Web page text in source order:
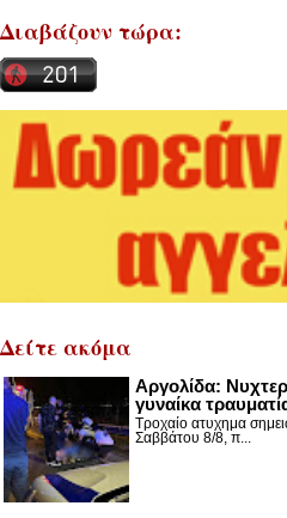
Διαβάζουν τώρα:
Δείτε ακόμα
Αργολίδα:
γυναίκα
Τροχαίο ατυχημα
Σαββάτου 8/8, π...